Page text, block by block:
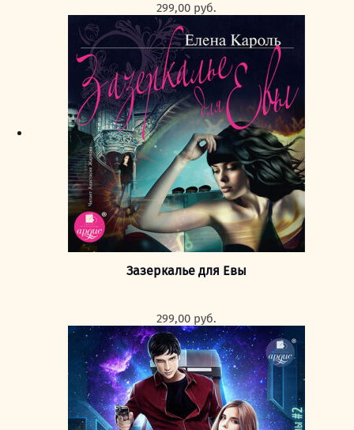
299,00 руб.
Зазеркалье для Евы
299,00 руб.